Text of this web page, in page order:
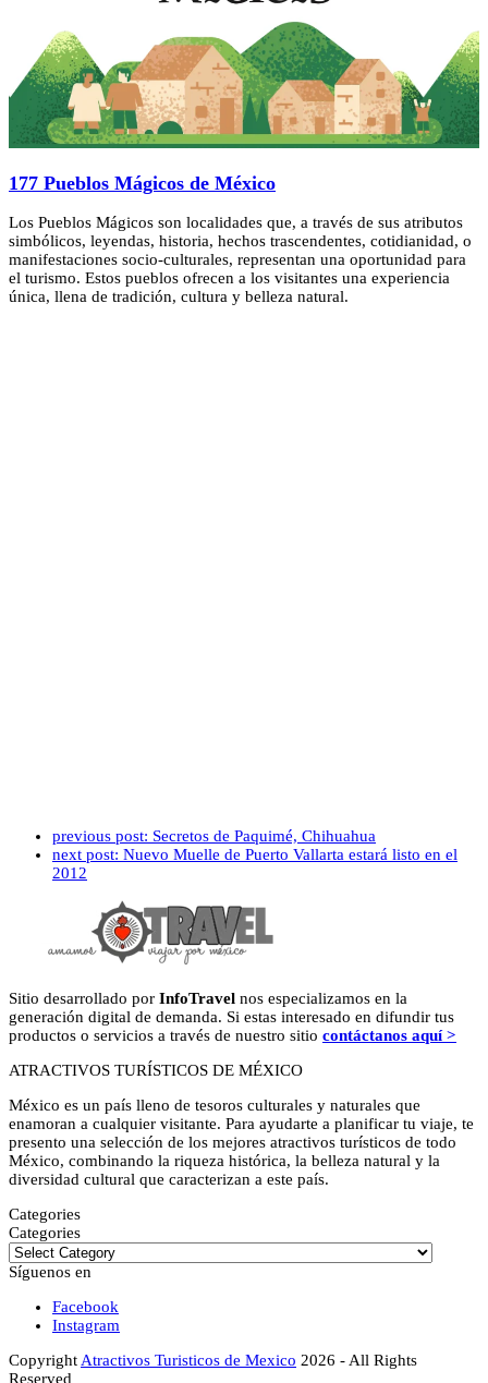
177 Pueblos Mágicos de México
Los Pueblos Mágicos son localidades que, a través de sus atributos
simbólicos, leyendas, historia, hechos trascendentes, cotidianidad, o
manifestaciones socio-culturales, representan una oportunidad para
el turismo. Estos pueblos ofrecen a los visitantes una experiencia
única, llena de tradición, cultura y belleza natural.
previous post: Secretos de Paquimé, Chihuahua
next post: Nuevo Muelle de Puerto Vallarta estará listo en el
2012
Sitio desarrollado por InfoTravel nos especializamos en la
generación digital de demanda. Si estas interesado en difundir tus
productos o servicios a través de nuestro sitio contáctanos aquí >
ATRACTIVOS TURÍSTICOS DE MÉXICO
México es un país lleno de tesoros culturales y naturales que
enamoran a cualquier visitante. Para ayudarte a planificar tu viaje, te
presento una selección de los mejores atractivos turísticos de todo
México, combinando la riqueza histórica, la belleza natural y la
diversidad cultural que caracterizan a este país.
Categories
Categories
Síguenos en
Facebook
Instagram
CopyrightAtractivos Turisticos de Mexico 2026 - All Rights
Reserved